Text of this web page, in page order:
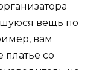
вещь по
вам
со